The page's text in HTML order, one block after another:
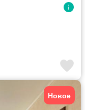
Новое